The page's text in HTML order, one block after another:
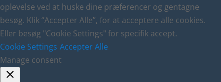
oplevelse ved at huske dine præferencer og gentagne
besøg. Klik “Accepter Alle”, for at acceptere alle cookies.
Eller besøg "Cookie Settings" for specifik accept.
Cookie Settings Accepter Alle
Manage consent